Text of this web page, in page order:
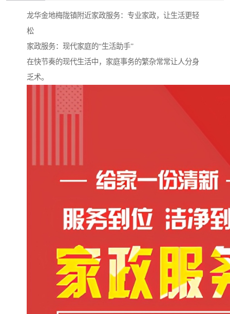
龙华金地梅陇镇附近家政服务：专业家政，让生活更轻
松
家政服务：现代家庭的“生活助手”
在快节奏的现代生活中，家庭事务的繁杂常常让人分身
乏术。